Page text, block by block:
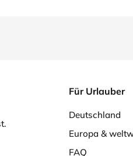
Für Urlauber
Deutschland
Europa &
FAQ